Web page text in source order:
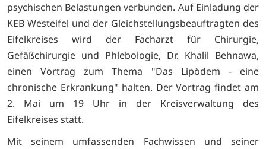
psychischen Belastungen verbunden. Auf Einladung der
KEB Westeifel und der Gleichstellungsbeauftragten des
Eifelkreises wird der Facharzt für Chirurgie,
Gefäßchirurgie und Phlebologie, Dr. Khalil Behnawa,
einen Vortrag zum Thema "Das Lipödem - eine
chronische Erkrankung" halten. Der Vortrag findet am
2. Mai um 19 Uhr in der Kreisverwaltung des
Eifelkreises statt.
Mit seinem umfassenden Fachwissen und seiner